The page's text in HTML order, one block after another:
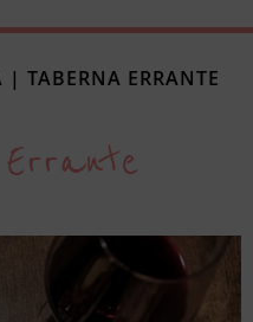
| TABERNA ERRANTE